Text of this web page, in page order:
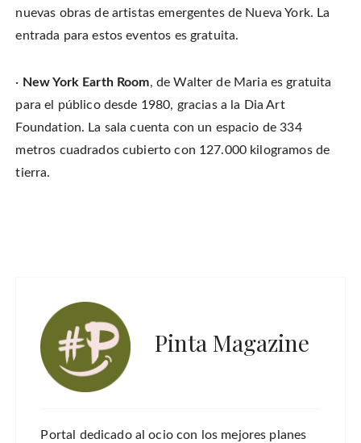
nuevas obras de artistas emergentes de Nueva York. La
entrada para estos eventos es gratuita.
· New York Earth Room, de Walter de Maria es gratuita
para el público desde 1980, gracias a la Dia Art
Foundation. La sala cuenta con un espacio de 334
metros cuadrados cubierto con 127.000 kilogramos de
tierra.
Pinta Magazine
Portal dedicado al ocio con los mejores planes